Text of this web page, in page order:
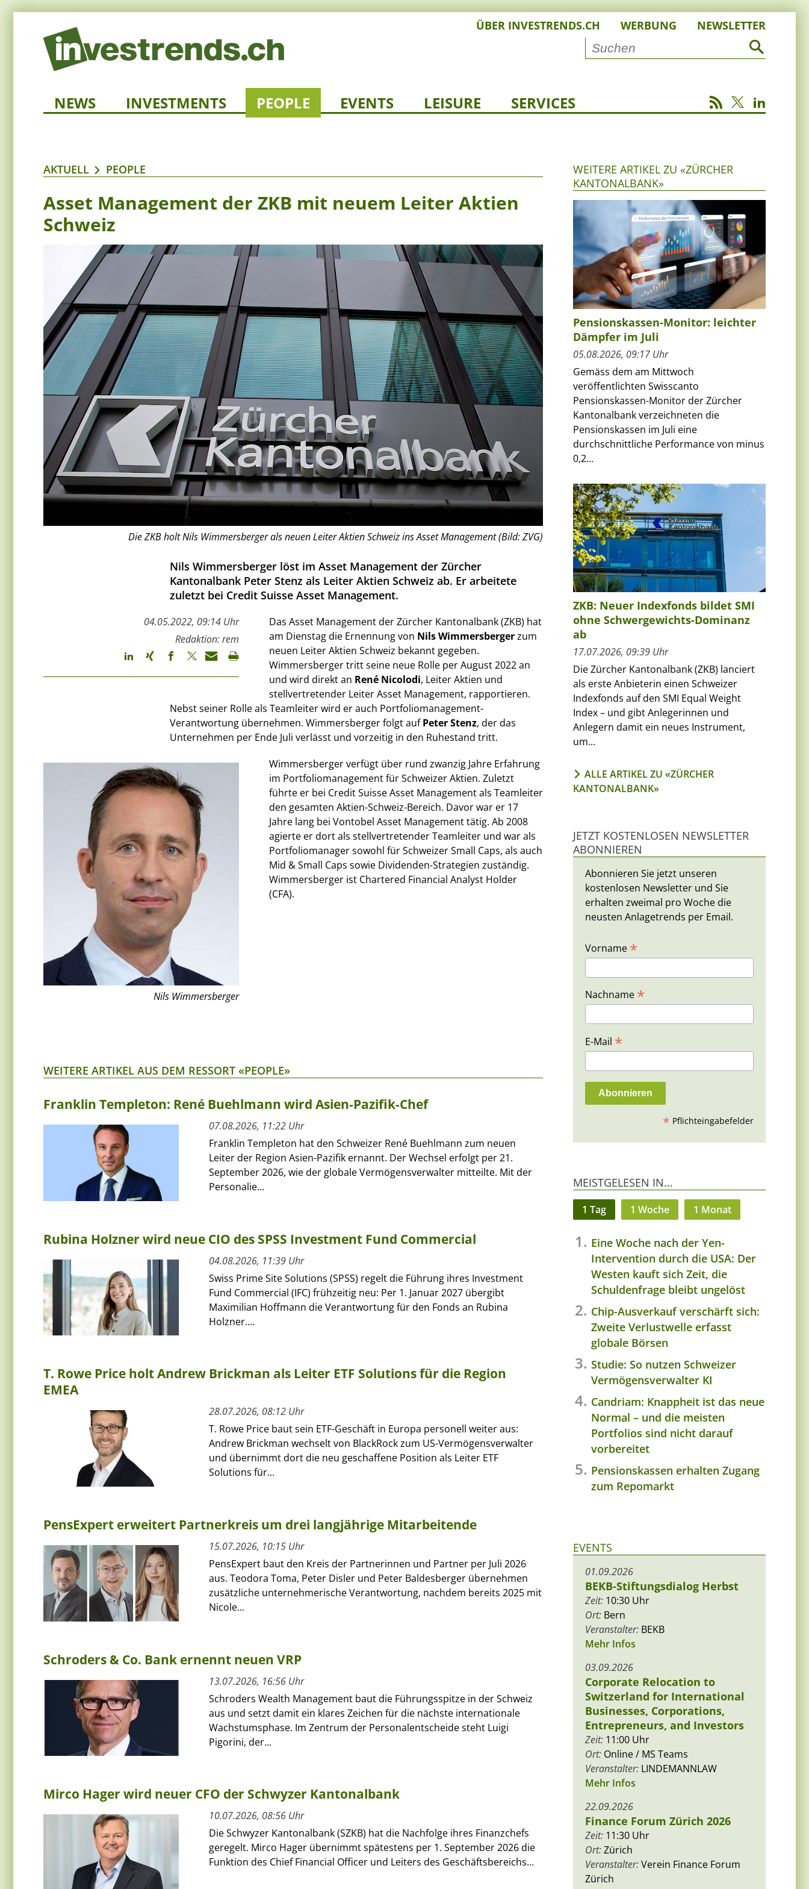
ÜBER INVESTRENDS.CH WERBUNG NEWSLETTER
NEWS INVESTMENTS PEOPLE EVENTS LEISURE SERVICES
AKTUELL PEOPLE
Asset Management der ZKB mit neuem Leiter Aktien
Schweiz
Die ZKB holt Nils Wimmersberger als neuen Leiter Aktien Schweiz ins Asset Management (Bild: ZVG)
Nils Wimmersberger löst im Asset Management der Zürcher
Kantonalbank Peter Stenz als Leiter Aktien Schweiz ab. Er arbeitete
zuletzt bei Credit Suisse Asset Management.
04.05.2022, 09:14 Uhr
Redaktion: rem
Das Asset Management der Zürcher Kantonalbank (ZKB) hat
am Dienstag die Ernennung von Nils Wimmersbergerzum
neuen Leiter Aktien Schweiz bekannt gegeben.
Wimmersberger tritt seine neue Rolle per August 2022 an
und wird direkt an René Nicolodi, Leiter Aktien und
stellvertretender Leiter Asset Management, rapportieren.
Nebst seiner Rolle als Teamleiter wird er auch Portfoliomanagement-
Verantwortung übernehmen. Wimmersberger folgt aufPeter Stenz, der das
Unternehmen per Ende Juli verlässt und vorzeitig in den Ruhestand tritt.
Nils Wimmersberger
Wimmersberger verfügt über rund zwanzig Jahre Erfahrung
im Portfoliomanagement für Schweizer Aktien. Zuletzt
führte er bei Credit Suisse Asset Management als Teamleiter
den gesamten Aktien-Schweiz-Bereich. Davor war er 17
Jahre lang bei Vontobel Asset Management tätig. Ab 2008
agierte er dort als stellvertretender Teamleiter und war als
Portfoliomanager sowohl für Schweizer Small Caps, als auch
Mid & Small Caps sowie Dividenden-Strategien zuständig.
Wimmersberger ist Chartered Financial Analyst Holder
(CFA).
WEITERE ARTIKEL AUS DEM RESSORT «PEOPLE»
Franklin Templeton: René Buehlmann wird Asien-Pazifik-Chef
07.08.2026, 11:22 Uhr
Franklin Templeton hat den Schweizer René Buehlmann zum neuen
Leiter der Region Asien-Pazifik ernannt. Der Wechsel erfolgt per 21.
September 2026, wie der globale Vermögensverwalter mitteilte. Mit der
Personalie...
Rubina Holzner wird neue CIO des SPSS Investment Fund Commercial
04.08.2026, 11:39 Uhr
Swiss Prime Site Solutions (SPSS) regelt die Führung ihres Investment
Fund Commercial (IFC) frühzeitig neu: Per 1. Januar 2027 übergibt
Maximilian Hoffmann die Verantwortung für den Fonds an Rubina
Holzner....
T. Rowe Price holt Andrew Brickman als Leiter ETF Solutions für die Region
EMEA
28.07.2026, 08:12 Uhr
T. Rowe Price baut sein ETF-Geschäft in Europa personell weiter aus:
Andrew Brickman wechselt von BlackRock zum US-Vermögensverwalter
und übernimmt dort die neu geschaffene Position als Leiter ETF
Solutions für...
PensExpert erweitert Partnerkreis um drei langjährige Mitarbeitende
15.07.2026, 10:15 Uhr
PensExpert baut den Kreis der Partnerinnen und Partner per Juli 2026
aus. Teodora Toma, Peter Disler und Peter Baldesberger übernehmen
zusätzliche unternehmerische Verantwortung, nachdem bereits 2025 mit
Nicole...
Schroders & Co. Bank ernennt neuen VRP
13.07.2026, 16:56 Uhr
Schroders Wealth Management baut die Führungsspitze in der Schweiz
aus und setzt damit ein klares Zeichen für die nächste internationale
Wachstumsphase. Im Zentrum der Personalentscheide steht Luigi
Pigorini, der...
Mirco Hager wird neuer CFO der Schwyzer Kantonalbank
10.07.2026, 08:56 Uhr
Die Schwyzer Kantonalbank (SZKB) hat die Nachfolge ihres Finanzchefs
geregelt. Mirco Hager übernimmt spätestens per 1. September 2026 die
Funktion des Chief Financial Officer und Leiters des Geschäftsbereichs...
WEITERE ARTIKEL ZU «ZÜRCHER
KANTONALBANK»
Pensionskassen-Monitor: leichter
Dämpfer im Juli
05.08.2026, 09:17 Uhr
Gemäss dem am Mittwoch
veröffentlichten Swisscanto
Pensionskassen-Monitor der Zürcher
Kantonalbank verzeichneten die
Pensionskassen im Juli eine
durchschnittliche Performance von minus
0,2...
ZKB: Neuer Indexfonds bildet SMI
ohne Schwergewichts-Dominanz
ab
17.07.2026, 09:39 Uhr
Die Zürcher Kantonalbank (ZKB) lanciert
als erste Anbieterin einen Schweizer
Indexfonds auf den SMI Equal Weight
Index – und gibt Anlegerinnen und
Anlegern damit ein neues Instrument,
um...
ALLE ARTIKEL ZU «ZÜRCHER
KANTONALBANK»
JETZT KOSTENLOSEN NEWSLETTER
ABONNIEREN
Abonnieren Sie jetzt unseren
kostenlosen Newsletter und Sie
erhalten zweimal pro Woche die
neusten Anlagetrends per Email.
Vorname *
Nachname *
E-Mail *
* Pflichteingabefelder
MEISTGELESEN IN...
1 Tag 1 Woche 1 Monat
Eine Woche nach der Yen-
Intervention durch die USA: Der
Westen kauft sich Zeit, die
Schuldenfrage bleibt ungelöst
Chip-Ausverkauf verschärft sich:
Zweite Verlustwelle erfasst
globale Börsen
Studie: So nutzen Schweizer
Vermögensverwalter KI
Candriam: Knappheit ist das neue
Normal – und die meisten
Portfolios sind nicht darauf
vorbereitet
Pensionskassen erhalten Zugang
zum Repomarkt
EVENTS
01.09.2026
BEKB-Stiftungsdialog Herbst
Zeit: 10:30 Uhr
Ort: Bern
Veranstalter: BEKB
Mehr Infos
03.09.2026
Corporate Relocation to
Switzerland for International
Businesses, Corporations,
Entrepreneurs, and Investors
Zeit: 11:00 Uhr
Ort: Online / MS Teams
Veranstalter: LINDEMANNLAW
Mehr Infos
22.09.2026
Finance Forum Zürich 2026
Zeit: 11:30 Uhr
Ort:Zürich
Veranstalter:Verein Finance Forum
Zürich